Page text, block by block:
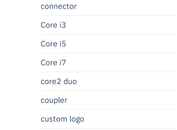
connector
Core i3
Core i5
Core i7
core2 duo
coupler
custom logo